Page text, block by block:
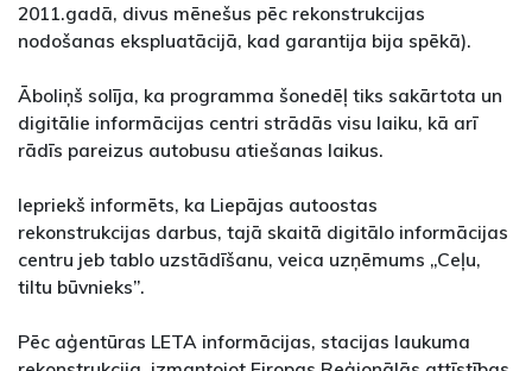
2011.gadā, divus mēnešus pēc rekonstrukcijas
nodošanas ekspluatācijā, kad garantija bija spēkā).
Āboliņš solīja, ka programma šonedēļ tiks sakārtota un
digitālie informācijas centri strādās visu laiku, kā arī
rādīs pareizus autobusu atiešanas laikus.
Iepriekš informēts, ka Liepājas autoostas
rekonstrukcijas darbus, tajā skaitā digitālo informācijas
centru jeb tablo uzstādīšanu, veica uzņēmums „Ceļu,
tiltu būvnieks”.
Pēc aģentūras LETA informācijas, stacijas laukuma